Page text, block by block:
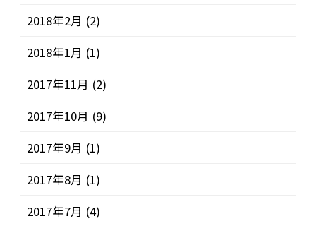
2018年2月 (2)
2018年1月 (1)
2017年11月 (2)
2017年10月 (9)
2017年9月 (1)
2017年8月 (1)
2017年7月 (4)